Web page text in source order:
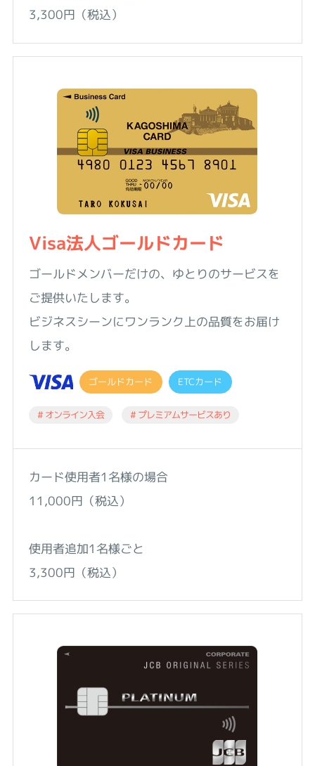
3,300円（税込）
Visa法人ゴールドカード
ゴールドメンバーだけの、ゆとりのサービスを
ご提供いたします。
ビジネスシーンにワンランク上の品質をお届け
します。
ゴールドカード ETCカード
# オンライン入会 # プレミアムサービスあり
カード使用者1名様の場合
11,000円（税込）
使用者追加1名様ごと
3,300円（税込）